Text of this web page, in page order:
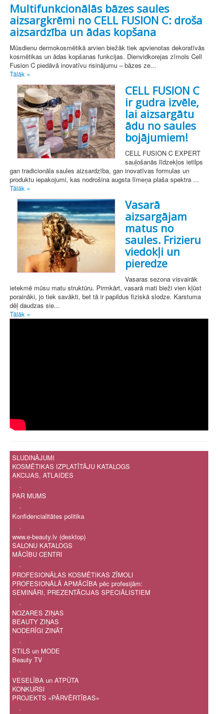
Multifunkcionālās bāzes saules
aizsargkrēmi no CELL FUSION C: droša
aizsardzība un ādas kopšana
Mūsdienu dermokosmētikā arvien biežāk tiek apvienotas dekoratīvās
kosmētikas un ādas kopšanas funkcijas. Dienvidkorejas zīmols Cell
Fusion C piedāvā inovatīvu risinājumu – bāzes ze...
Tālāk »
CELL FUSION C
ir gudra izvēle,
lai aizsargātu
ādu no saules
bojājumiem!
CELL FUSION C EXPERT
sauļošanās līdzekļos ietilps
gan tradicionāla saules aizsardzība, gan inovatīvas formulas un
produktu iepakojumi, kas nodrošina augsta līmeņa plaša spektra ...
Tālāk »
Vasarā
aizsargājam
matus no
saules. Frizieru
viedokļi un
pieredze
Vasaras sezona visvairāk
ietekmē mūsu matu struktūru. Pirmkārt, vasarā mati bieži vien kļūst
poraināki, jo tiek savākti, bet tā ir papildus fiziskā slodze. Karstuma
dēļ daudzas sie...
Tālāk »
SLUDINĀJUMI
KOSMĒTIKAS IZPLATĪTĀJU KATALOGS
AKCIJAS, ATLAIDES
.
PAR MUMS
.
Konfidencialitātes politika
.
www.e-beauty.lv (desktop)
SALONU KATALOGS
MĀCĪBU CENTRI
.
PROFESIONĀLAS KOSMĒTIKAS ZĪMOLI
PROFESIONĀLĀ APMĀCĪBA pēc profesijām:
SEMINĀRI, PREZENTĀCIJAS SPECIĀLISTIEM
.
NOZARES ZIŅAS
BEAUTY ZIŅAS
NODERĪGI ZINĀT
.
STILS un MODE
Beauty TV
.
VESELĪBA un ATPŪTA
KONKURSI
PROJEKTS «PĀRVĒRTĪBAS»
.